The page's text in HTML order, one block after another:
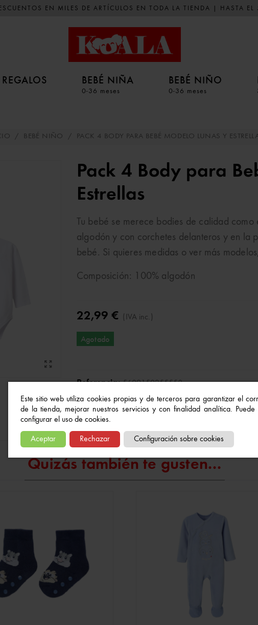
Este sitio web utiliza cookies propias y de terceros para garantizar el
de la tienda, mejorar nuestros servicios y con finalidad analítica.
configurar el uso de cookies.
Aceptar Rechazar Configuración sobre cookies
EN MILES DE ARTÍCULOS EN TODA LA TIENDA | HASTA EL
REGALOS BEBÉ NIÑA
0-36 meses
BEBÉ NIÑO
0-36 meses
/ BEBÉ NIÑO / PACK 4 BODY PARA BEBÉ MODELO LUNAS Y
Pack 4 Body para
Estrellas
Tu bebé se merece bodies de calidad
algodón y con corchetes delanteros y en la
bebé. Si quieres medidas o ver más
Composición: 100% algodón
22,99 € (IVA inc.)
Agotado
Referencia: 5609150255558
Marca: Zippy
A Lista De Deseos
Quizás también te gusten...